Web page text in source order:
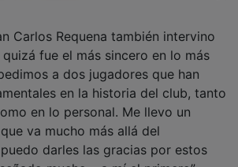
Carlos Requena también intervino
fue el más sincero en lo más
a dos jugadores que han
en la historia del club, tanto
en lo personal. Me llevo un
va mucho más allá del
darles las gracias por estos
mucho… a mí el primero”.